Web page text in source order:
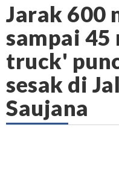
Jarak 600
sampai
truck'
sesak di
Saujana